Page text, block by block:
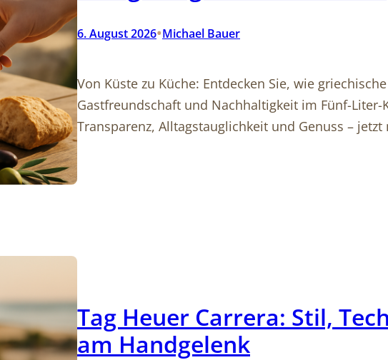
6. August 2026•Michael Bauer
Von Küste zu Küche: Entdecken Sie, wie
Gastfreundschaft und Nachhaltigkeit im Fünf-
Transparenz, Alltagstauglichkeit und Genuss –
Tag Heuer Carrera: Stil,
am Handgelenk